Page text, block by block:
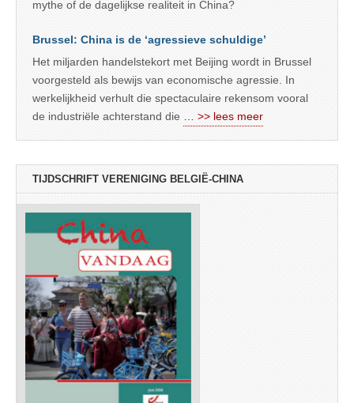
mythe of de dagelijkse realiteit in China?
Brussel: China is de ‘agressieve schuldige’
Het miljarden handelstekort met Beijing wordt in Brussel
voorgesteld als bewijs van economische agressie. In
werkelijkheid verhult die spectaculaire rekensom vooral
de industriële achterstand die
… >> lees meer
TIJDSCHRIFT VERENIGING BELGIË-CHINA